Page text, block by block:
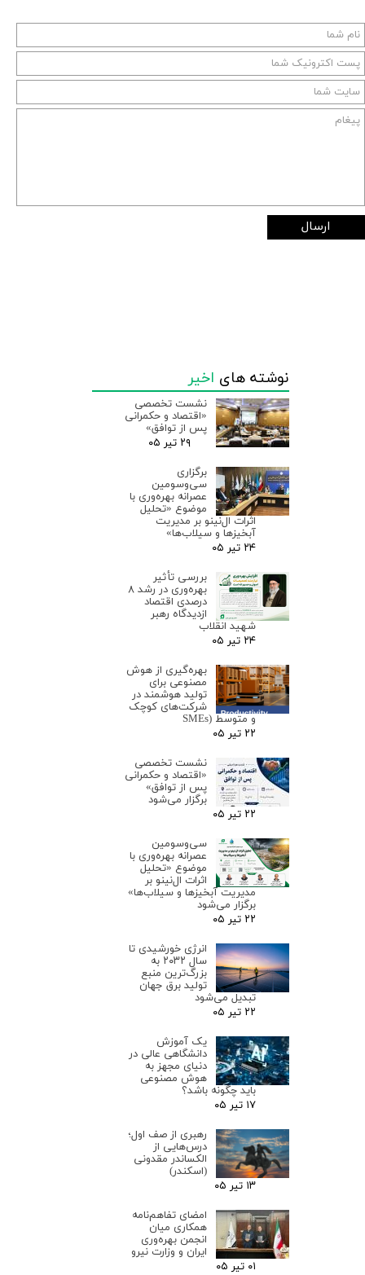
ارسال
نوشته های اخیر
نشست تخصصی
«اقتصاد و حکمرانی
پس از توافق»
۲۹ تیر ۰۵
برگزاری
سی‌وسومین
عصرانه بهره‌وری با
موضوع «تحلیل
اثرات ال‌نینو بر مدیریت
آبخیزها و سیلاب‌ها»
۲۴ تیر ۰۵
بررسی تأثیر
بهره‌وری در رشد ۸
درصدی اقتصاد
ازدیدگاه رهبر
شهید انقلاب
۲۴ تیر ۰۵
بهره‌گیری از هوش
مصنوعی برای
تولید هوشمند در
شرکت‌های کوچک
و متوسط (SMEs
۲۲ تیر ۰۵
نشست تخصصی
«اقتصاد و حکمرانی
پس از توافق»
برگزار می‌شود
۲۲ تیر ۰۵
سی‌وسومین
عصرانه بهره‌وری با
موضوع «تحلیل
اثرات ال‌نینو بر
مدیریت آبخیزها و سیلاب‌ها»
برگزار می‌شود
۲۲ تیر ۰۵
انرژی خورشیدی تا
سال ۲۰۳۲ به
بزرگ‌ترین منبع
تولید برق جهان
تبدیل می‌شود
۲۲ تیر ۰۵
یک آموزش
دانشگاهی عالی در
دنیای مجهز به
هوش مصنوعی
باید چگونه باشد؟
۱۷ تیر ۰۵
رهبری از صف اول؛
درس‌هایی از
الکساندر مقدونی
(اسکندر)
۱۳ تیر ۰۵
امضای تفاهم‌نامه
همکاری میان
انجمن بهره‌وری
ایران و وزارت نیرو
۰۱ تیر ۰۵